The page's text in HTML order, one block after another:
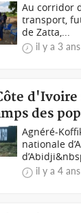
Au corridor
transport,
de Zatta,...
il y a 3 ans
des
Agnéré-
nationale
il y a 4 ans